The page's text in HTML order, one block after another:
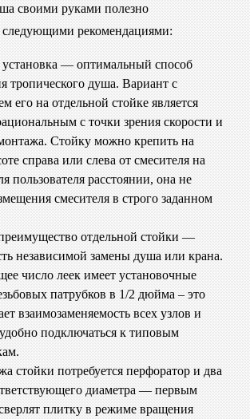
своими руками полезно
следующими рекомендациями:
установка — оптимальный способ
тропического душа. Вариант с
его на отдельной стойке является
с точки зрения скорости и
Стойку можно крепить на
справа или слева от смесителя на
пользователя расстоянии, она не
смесителя в строго заданном
отдельной стойки —
независимой замены душа или крана.
число леек имеет установочные
патрубков в 1/2 дюйма – это
взаимозаменяемость всех узлов и
подключаться к типовым
стойки потребуется перфоратор и два
диаметра — первым
плитку в режиме вращения